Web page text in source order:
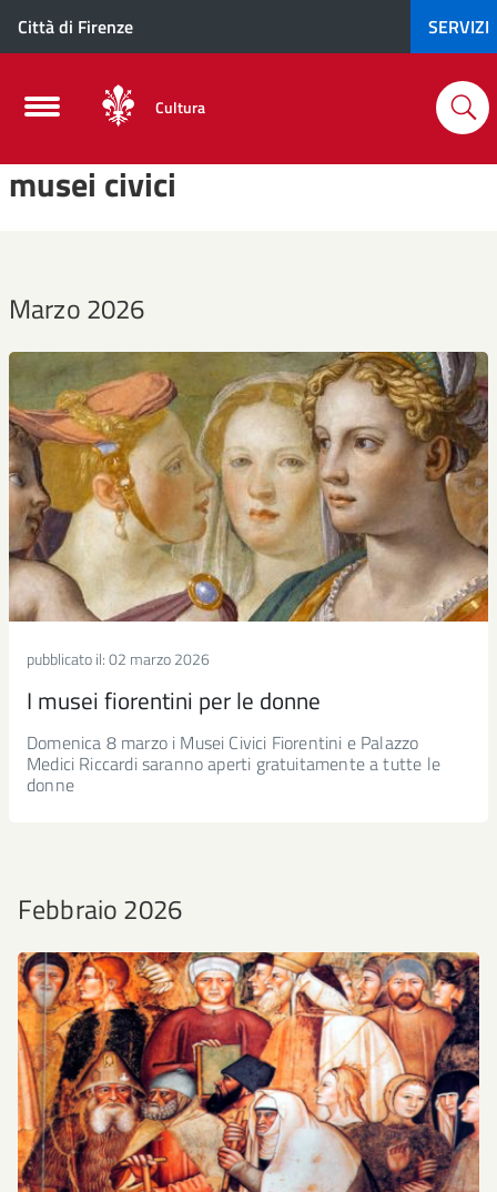
Città di Firenze SERVIZI
Cultura
musei civici
Marzo 2026
pubblicato il:02 marzo 2026
I musei fiorentini per le donne
Domenica 8 marzo i Musei Civici Fiorentini e Palazzo
Medici Riccardi saranno aperti gratuitamente a tutte le
donne
Febbraio 2026